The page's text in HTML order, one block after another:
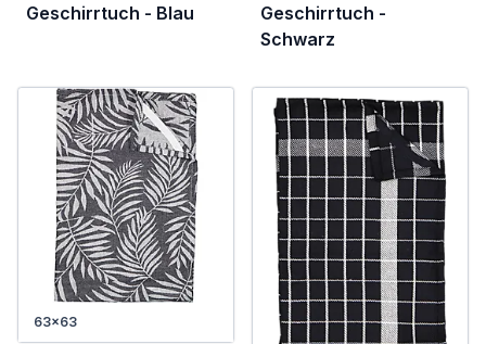
Geschirrtuch - Blau
Geschirrtuch -
Schwarz
63x63